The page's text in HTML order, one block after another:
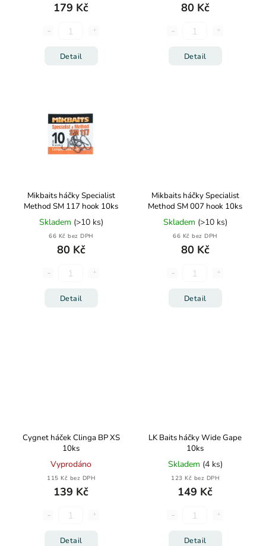
179 Kč
Detail
80 Kč
Detail
Mikbaits háčky Specialist
Method SM 117 hook 10ks
Skladem (>10 ks)
66 Kč bez DPH
80 Kč
Detail
Mikbaits háčky Specialist
Method SM 007 hook 10ks
Skladem (>10 ks)
66 Kč bez DPH
80 Kč
Detail
Cygnet háček Clinga BP XS
10ks
Vyprodáno
115 Kč bez DPH
139 Kč
Detail
LK Baits háčky Wide Gape
10ks
Skladem (4 ks)
123 Kč bez DPH
149 Kč
Detail